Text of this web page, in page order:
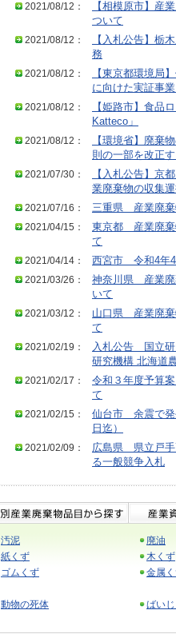
2021/08/12：
【相模原市】産
ついて
2021/08/12：
【入札公告】栃
務
2021/08/12：
【東京都環境局
に向けた実証事
2021/08/12：
【姫路市】食品
Katteco」
2021/08/12：
【環境省】廃棄
則の一部を改正
2021/07/30：
【入札公告】京
業廃棄物の収集
2021/07/16：
三重県 産業廃棄
2021/04/15：
東京都 産業廃棄
て
2021/04/14：
西宮市 令和4年4
2021/03/26：
神奈川県 産業廃
いて
2021/03/12：
山口県 産業廃棄
て
2021/02/19：
入札公告 国立研
研究機構 北海道
2021/02/17：
令和３年度予算
て
2021/02/15：
仙台市 余震で発
日迄）
2021/02/09：
広島県 県立戸手
る一般競争入札
汚泥
廃油
紙くず
木くず
ゴムくず 金属
動物の死体 ばい